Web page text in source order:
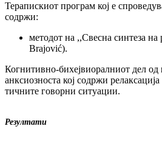
Терапискиот програм кој е
содржи:
методот на ,,Свесна синтеза на
Brajović).
Когнитивно-бихејвиоралниот дел од
анксиозноста кој со­др­жи
тич­ните говорни ситуации.
Резултати